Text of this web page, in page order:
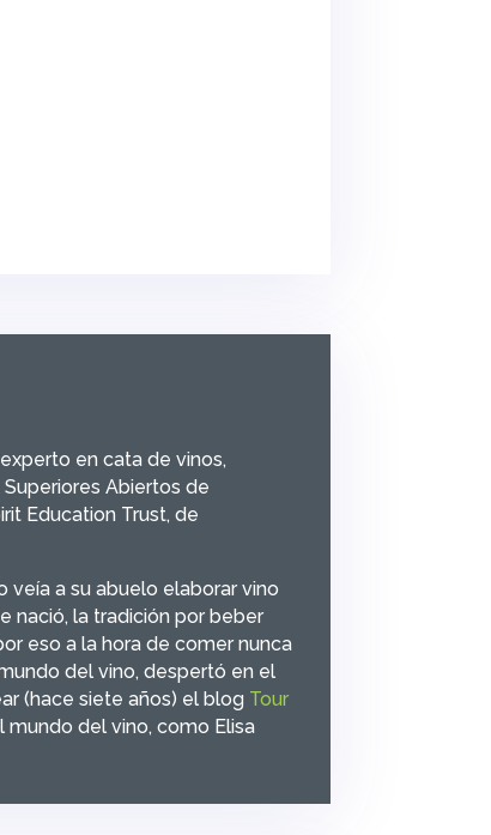
en cata de vinos,
Abiertos de
Education Trust, de
veía a su abuelo elaborar vino
nació, la tradición por beber
eso a la hora de comer nunca
del vino, despertó en el
(hace siete años) el blog Tour
del vino, como Elisa